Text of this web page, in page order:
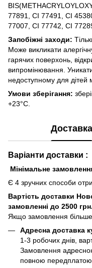
77891, CI 77491, CI
77007, CI 77742, CI
Запобіжні заходи:
Може викликати
гарячих поверхонь,
випромінювання.
недоступному для дітей
Умови зберігання:
+23°C.
Доставка
Варіанти доставки :
Мінімальне
Є 4 зручних способи
Вартість доставки
замовленні до 2500 грн.
Якщо замовлення
Адресна доставка
1-3 робочих днів,
Замовлення
повною